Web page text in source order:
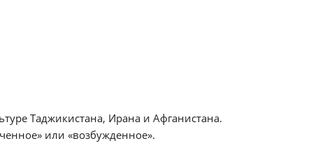
Таджикистана, Ирана и Афганистана.
или «возбужденное».